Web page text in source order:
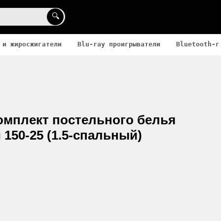
🔍
жиросжигатели Blu-ray проигрыватели Bluetooth-
постельного белья
25 (1.5-спальный)